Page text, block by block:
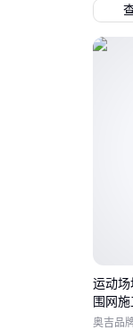
运动
围网
奥吉品